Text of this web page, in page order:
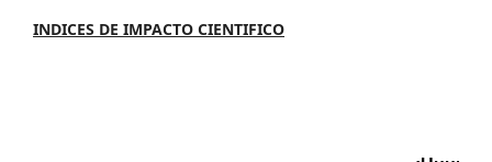
INDICES DE IMPACTO CIENTIFICO